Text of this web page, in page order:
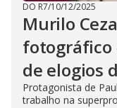
DO R7/10/12/2025
Murilo
fotográfico
de elogios
Protagonista de
trabalho na